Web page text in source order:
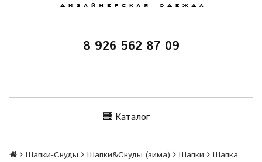
8 926 562 87 09
Каталог
Шапки-Снуды Шапки&Cнуды (зима) Шапки
Шапка